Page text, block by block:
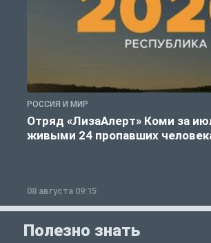
РОССИЯ И МИР
Отряд «ЛизаАлерт» Коми за
живыми 24 пропавших
08 августа 09:15
Полезно знать